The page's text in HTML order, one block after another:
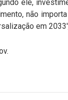
ele,
não
em